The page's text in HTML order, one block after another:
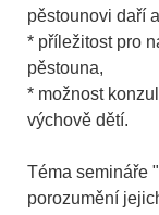
pěstounovi daří
* příležitost pro
pěstouna,
* možnost
výchově dětí.
Téma semináře
porozumění